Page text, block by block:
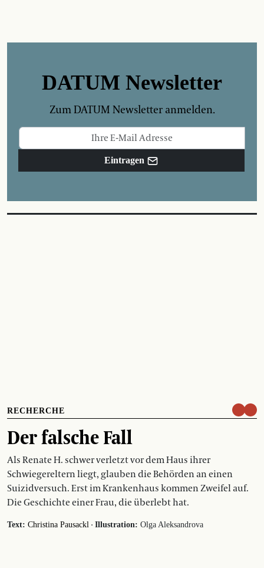
DATUM Newsletter
Zum DATUM Newsletter anmelden.
Eintragen
RECHERCHE
Der falsche Fall
Als Renate H. schwer verletzt vor dem Haus ihrer
Schwiegereltern liegt, glauben die Behörden an einen
Suizidversuch. Erst im Krankenhaus kommen Zweifel auf.
Die Geschichte einer Frau, die überlebt hat.
Text: Christina Pausackl · Illustration: Olga Aleksandrova